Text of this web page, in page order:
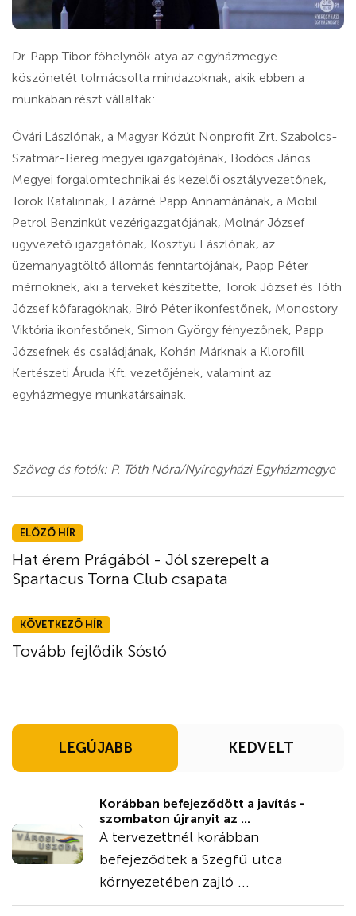
Dr. Papp Tibor főhelynök atya az egyházmegye
köszönetét tolmácsolta mindazoknak, akik ebben a
munkában részt vállaltak:
Óvári Lászlónak, a Magyar Közút Nonprofit Zrt. Szabolcs-
Szatmár-Bereg megyei igazgatójának, Bodócs János
Megyei forgalomtechnikai és kezelői osztályvezetőnek,
Török Katalinnak, Lázárné Papp Annamáriának, a Mobil
Petrol Benzinkút vezérigazgatójának, Molnár József
ügyvezető igazgatónak, Kosztyu Lászlónak, az
üzemanyagtöltő állomás fenntartójának, Papp Péter
mérnöknek, aki a terveket készítette, Török József és Tóth
József kőfaragóknak, Bíró Péter ikonfestőnek, Monostory
Viktória ikonfestőnek, Simon György fényezőnek, Papp
Józsefnek és családjának, Kohán Márknak a Klorofill
Kertészeti Áruda Kft. vezetőjének, valamint az
egyházmegye munkatársainak.
Szöveg és fotók: P. Tóth Nóra/Nyíregyházi Egyházmegye
ELŐZŐ HÍR
Hat érem Prágából - Jól szerepelt a
Spartacus Torna Club csapata
KÖVETKEZŐ HÍR
Tovább fejlődik Sóstó
LEGÚJABB KEDVELT
Korábban befejeződött a javítás -
szombaton újranyit az ...
A tervezettnél korábban
befejeződtek a Szegfű utca
környezetében zajló ...